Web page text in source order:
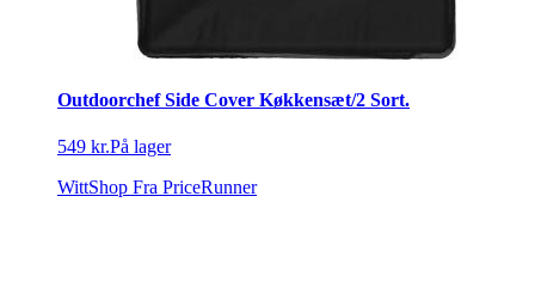
Outdoorchef Side Cover Køkkensæt/2 Sort.
549 kr.På lager
WittShop Fra PriceRunner